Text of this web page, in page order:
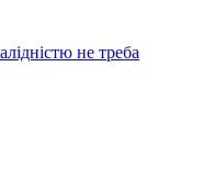
не треба